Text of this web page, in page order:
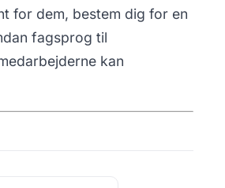
for dem, bestem dig for en
fagsprog til
kan